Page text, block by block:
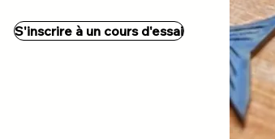
S'inscrire à un cours d'essai